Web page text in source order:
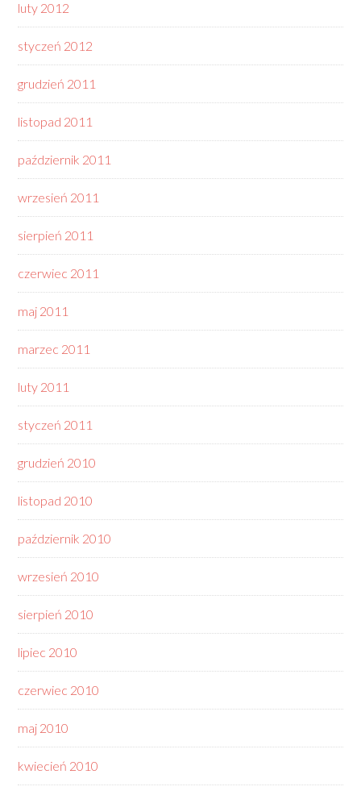
luty 2012
styczeń 2012
grudzień 2011
listopad 2011
październik 2011
wrzesień 2011
sierpień 2011
czerwiec 2011
maj 2011
marzec 2011
luty 2011
styczeń 2011
grudzień 2010
listopad 2010
październik 2010
wrzesień 2010
sierpień 2010
lipiec 2010
czerwiec 2010
maj 2010
kwiecień 2010